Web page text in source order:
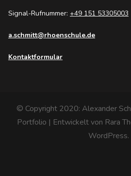
Signal-Rufnummer: +49 151 53305003
a.schmitt@rhoenschule.de
Kontaktformular
© Copyright 2020: Alexander
Portfolio | Entwickelt von Rara
WordPress.